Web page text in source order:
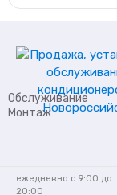
Обслуживание
Монтаж
ежедневно с 9:00 до
20:00